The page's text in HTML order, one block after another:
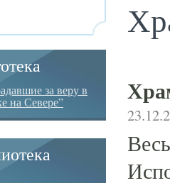
за веру в
на Севере”